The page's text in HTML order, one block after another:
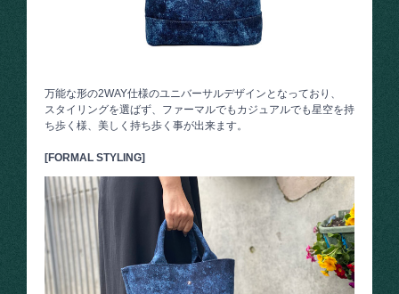
万能な形の2WAY仕様のユニバーサルデザインとなっており、
スタイリングを選ばず、ファーマルでもカジュアルでも星空を持
ち歩く様、美しく持ち歩く事が出来ます。
[FORMAL STYLING]